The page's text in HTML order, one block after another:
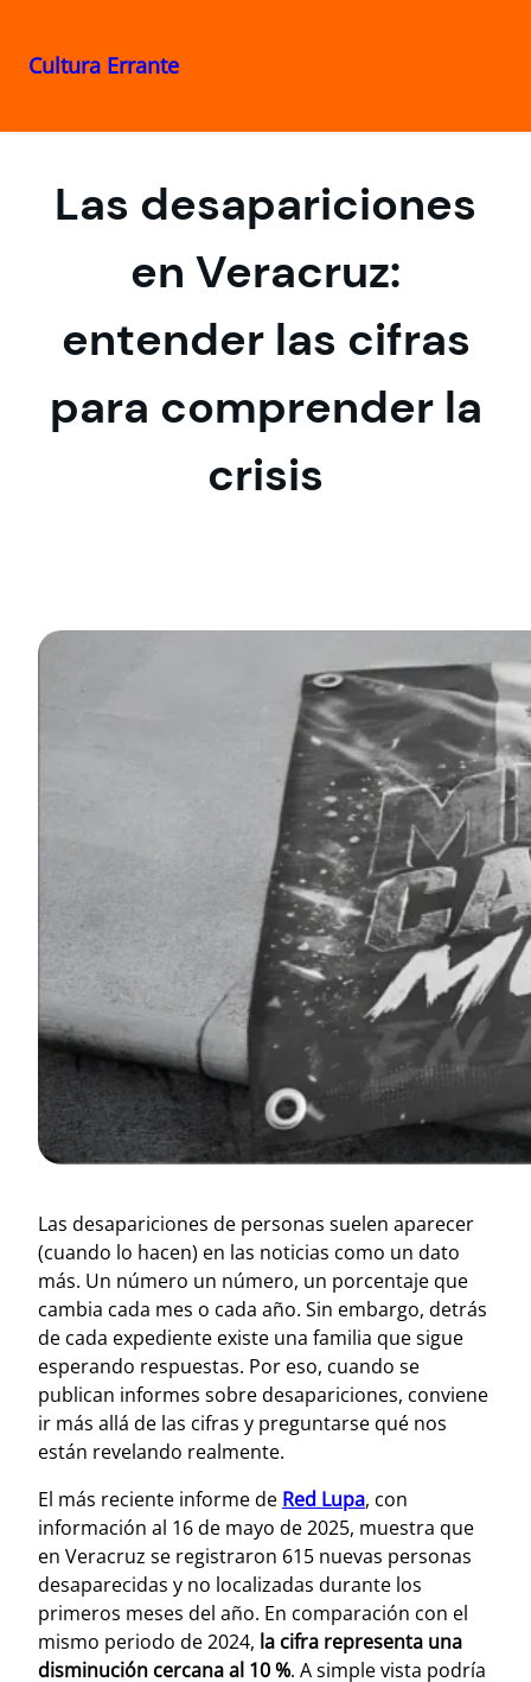
al
Cultura Errante
Las desapariciones
en Veracruz:
entender las cifras
para comprender la
crisis
Las desapariciones de personas suelen aparecer
(cuando lo hacen) en las noticias como un dato
más. Un número un número, un porcentaje que
cambia cada mes o cada año. Sin embargo, detrás
de cada expediente existe una familia que sigue
esperando respuestas. Por eso, cuando se
publican informes sobre desapariciones, conviene
ir más allá de las cifras y preguntarse qué nos
están revelando realmente.
El más reciente informe de Red Lupa, con
información al 16 de mayo de 2025, muestra que
en Veracruz se registraron 615 nuevas personas
desaparecidas y no localizadas durante los
primeros meses del año. En comparación con el
mismo periodo de 2024, la cifra representa una
disminución cercana al 10 %. A simple vista podría